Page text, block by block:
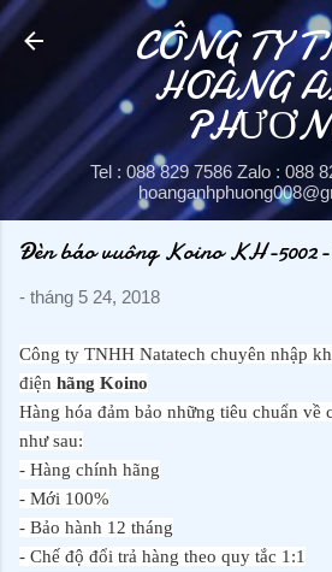
Chuyển đến nội dung
CÔNG TY
HOÀNG
Tel : 088 829 7586 Zalo : 088
Đèn báo vuông Koino KH-5002-
- tháng 5 24, 2018
Công ty TNHH Natatech chuyên nhập
điện hãng Koino
Hàng hóa đảm bảo những tiêu chuẩn về
như sau:
- Hàng chính hãng
- Mới 100%
- Bảo hành 12 tháng
- Chế độ đổi trả hàng theo quy tắc 1:1